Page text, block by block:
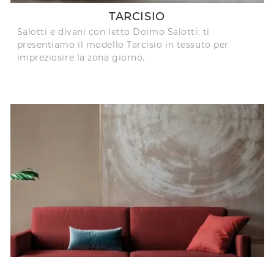
TARCISIO
Salotti e divani con letto Doimo Salotti: ti
presentiamo il modello Tarcisio in tessuto per
impreziosire la zona giorno.